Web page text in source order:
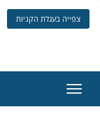
צפייה בעגלת הקניות
ניווט